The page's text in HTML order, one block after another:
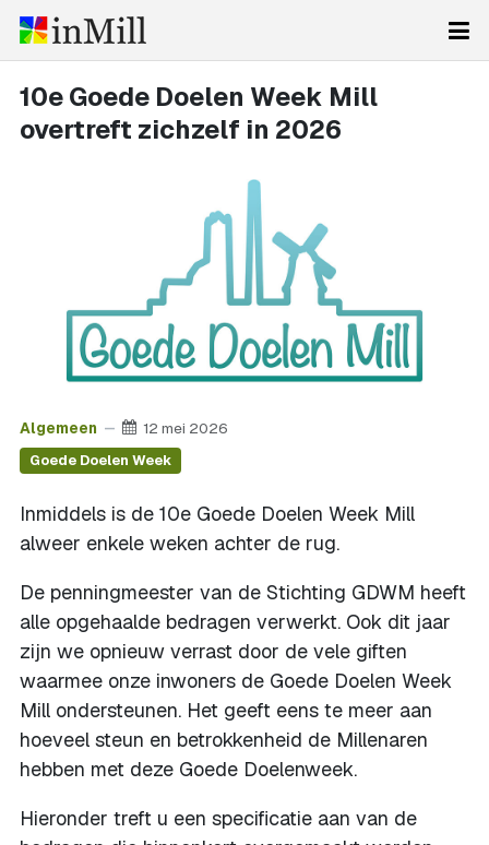
10e Goede Doelen Week Mill
overtreft zichzelf in 2026
Algemeen 12 mei 2026
Goede Doelen Week
Inmiddels is de 10e Goede Doelen Week Mill
alweer enkele weken achter de rug.
De penningmeester van de Stichting GDWM heeft
alle opgehaalde bedragen verwerkt. Ook dit jaar
zijn we opnieuw verrast door de vele giften
waarmee onze inwoners de Goede Doelen Week
Mill ondersteunen. Het geeft eens te meer aan
hoeveel steun en betrokkenheid de Millenaren
hebben met deze Goede Doelenweek.
Hieronder treft u een specificatie aan van de